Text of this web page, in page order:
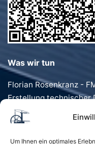
Um Ihnen ein optimales
Was wir tun
Florian Rosenkranz -
Erstellung technischer
Förderanträgen,
Geschäftstexten.